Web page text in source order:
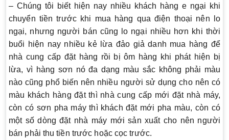
– Chúng tôi biết hiện nay nhiều khách hàng e ngại khi
chuyển tiền trước khi mua hàng qua điện thoại nên lo
ngại, nhưng người bán cũng lo ngại nhiều hơn khi thời
buổi hiện nay nhiều kẻ lừa đảo giả danh mua hàng để
nhà cung cấp đặt hàng rồi bị ôm hàng khi phát hiện bị
lừa, vì hàng sơn nó đa dạng màu sắc không phải màu
nào cũng phổ biến nên nhiều người sử dụng cho nên có
màu khách hàng đặt thì nhà cung cấp mới đặt nhà máy,
còn có sơn pha máy thì khách đặt mới pha màu, còn có
một số dòng đặt nhà máy mới sản xuất cho nên người
bán phải thu tiền trước hoặc cọc trước.